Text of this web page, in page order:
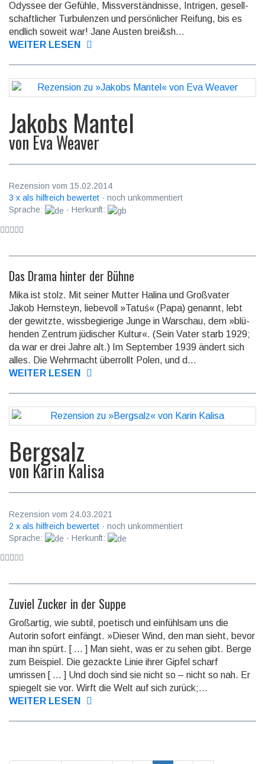
Odyssee der Gefühle, Miss­ver­ständ­nisse, Intri­gen, ge­sell­
schaft­licher Tur­bu­lenzen und per­sön­licher Rei­fung, bis es
endlich soweit war! Jane Austen brei&sh...
WEITER LESEN
Jakobs Mantel
von Eva Weaver
Rezension vom 15.02.2014
3 x als hilfreich bewertet · noch unkommentiert
Sprache:
· Herkunft:
Das Drama hinter der Bühne
Mika ist stolz. Mit seiner Mutter Halina und Groß­vater
Jakob Hern­steyn, liebe­voll »Tatuś« (Papa) genannt, lebt
der gewitzte, wiss­begierige Junge in War­schau, dem »blü­
hen­den Zentrum jüdi­scher Kultur«. (Sein Vater starb 1929;
da war er drei Jahre alt.) Im September 1939 ändert sich
alles. Die Wehrmacht überrollt Polen, und d...
WEITER LESEN
Bergsalz
von Karin Kalisa
Rezension vom 24.03.2021
2 x als hilfreich bewertet · noch unkommentiert
Sprache:
· Herkunft:
Zuviel Zucker in der Suppe
Großartig, wie subtil, poetisch und einfühlsam uns die
Autorin sofort einfängt. »Dieser Wind, den man sieht, bevor
man ihn spürt. [ … ] Man sieht, was er zu sehen gibt. Berge
zum Beispiel. Die gezackte Linie ihrer Gipfel scharf
umrissen [ … ] Und doch sind sie nicht so – nicht so nah. Er
spiegelt sie vor. Wirft die Welt auf sich zurück;...
WEITER LESEN